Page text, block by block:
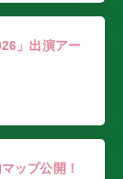
」出演アー
ップ公開！